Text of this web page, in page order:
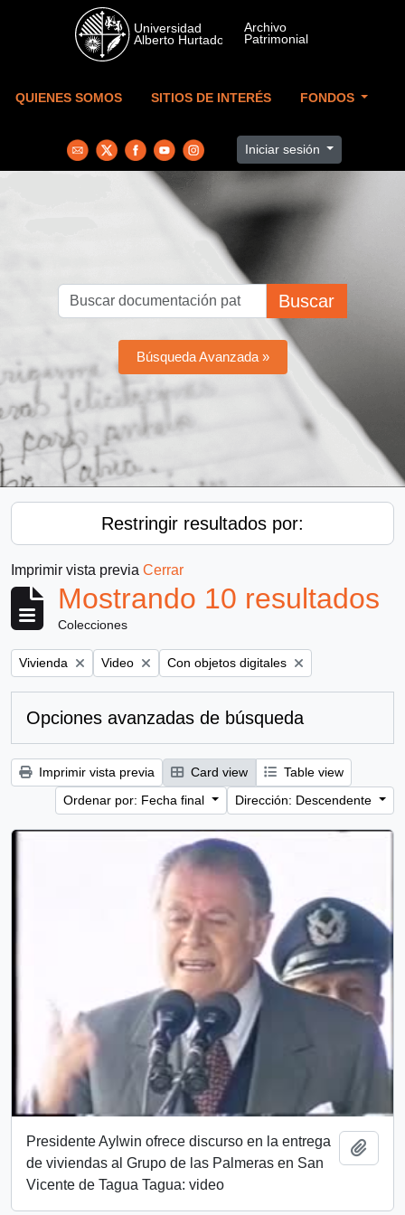
Skip to main content
QUIENES SOMOS SITIOS DE INTERÉS FONDOS
Iniciar sesión
Buscar
Búsqueda Avanzada »
Restringir resultados por:
Imprimir vista previa Cerrar
Mostrando 10 resultados
Colecciones
Remove filter:
Vivienda Remove filter:
Video Remove filter:
Con objetos digitales
Opciones avanzadas de búsqueda
Imprimir vista previa Card view
Table view
Ordenar por: Fecha final
Dirección: Descendente
Presidente Aylwin ofrece discurso en la entrega
de viviendas al Grupo de las Palmeras en San
Vicente de Tagua Tagua: video